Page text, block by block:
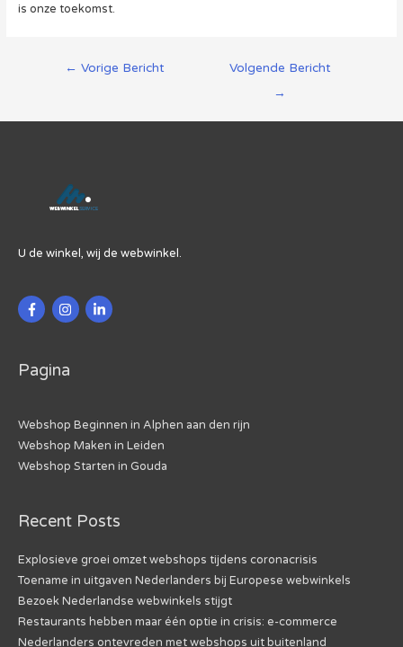
is onze toekomst.
Berichtnavigatie
← Vorige Bericht
Volgende Bericht
→
U de winkel, wij de webwinkel.
Pagina
Webshop Beginnen in Alphen aan den rijn
Webshop Maken in Leiden
Webshop Starten in Gouda
Recent Posts
Explosieve groei omzet webshops tijdens coronacrisis
Toename in uitgaven Nederlanders bij Europese webwinkels
Bezoek Nederlandse webwinkels stijgt
Restaurants hebben maar één optie in crisis: e-commerce
Nederlanders ontevreden met webshops uit buitenland